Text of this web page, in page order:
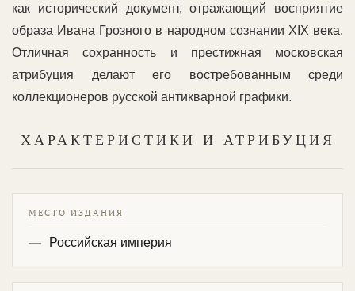
как исторический документ, отражающий восприятие
образа Ивана Грозного в народном сознании XIX века.
Отличная сохранность и престижная московская
атрибуция делают его востребованным среди
коллекционеров русской антикварной графики.
ХАРАКТЕРИСТИКИ И АТРИБУЦИЯ
МЕСТО ИЗДАНИЯ
Российская империя